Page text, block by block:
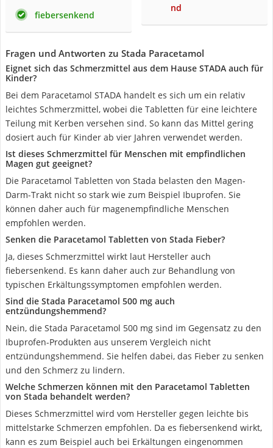
fiebersenkend
nd
Fragen und Antworten zu Stada Paracetamol
Eignet sich das Schmerzmittel aus dem Hause STADA auch für
Kinder?
Bei dem Paracetamol STADA handelt es sich um ein relativ
leichtes Schmerzmittel, wobei die Tabletten für eine leichtere
Teilung mit Kerben versehen sind. So kann das Mittel gering
dosiert auch für Kinder ab vier Jahren verwendet werden.
Ist dieses Schmerzmittel für Menschen mit empfindlichen
Magen gut geeignet?
Die Paracetamol Tabletten von Stada belasten den Magen-
Darm-Trakt nicht so stark wie zum Beispiel Ibuprofen. Sie
können daher auch für magenempfindliche Menschen
empfohlen werden.
Senken die Paracetamol Tabletten von Stada Fieber?
Ja, dieses Schmerzmittel wirkt laut Hersteller auch
fiebersenkend. Es kann daher auch zur Behandlung von
typischen Erkältungssymptomen empfohlen werden.
Sind die Stada Paracetamol 500 mg auch
entzündungshemmend?
Nein, die Stada Paracetamol 500 mg sind im Gegensatz zu den
Ibuprofen-Produkten aus unserem Vergleich nicht
entzündungshemmend. Sie helfen dabei, das Fieber zu senken
und den Schmerz zu lindern.
Welche Schmerzen können mit den Paracetamol Tabletten
von Stada behandelt werden?
Dieses Schmerzmittel wird vom Hersteller gegen leichte bis
mittelstarke Schmerzen empfohlen. Da es fiebersenkend wirkt,
kann es zum Beispiel auch bei Erkältungen eingenommen